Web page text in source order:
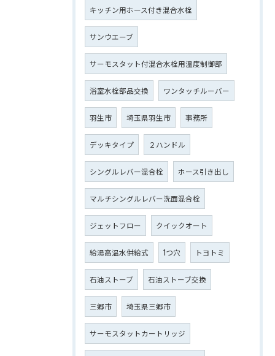
キッチン用ホース付き混合水栓
サンウエーブ
サーモスタット付混合水栓用温度制御部
浴室水栓部品交換 ワンタッチルーバー
羽生市 埼玉県羽生市 事務所
デッキタイプ ２ハンドル
シングルレバー混合栓 ホース引き出し
マルチシングルレバー洗面混合栓
ジェットフロー クイックオート
給湯高温水供給式 1つ穴 トヨトミ
石油ストーブ 石油ストーブ交換
三郷市 埼玉県三郷市
サーモスタットカートリッジ